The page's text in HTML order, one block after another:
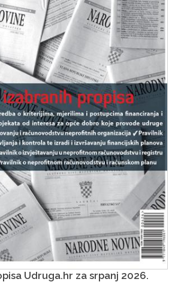
Udruga.hr za srpanj 2026.